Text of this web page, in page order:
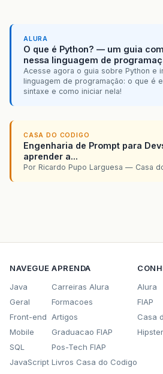
ALURA
O que é Python? — um guia
nessa linguagem de
Acesse agora o guia sobre Python e
linguagem de programação: o que é
sintaxe e como iniciar nela!
CASA DO CODIGO
Engenharia de Prompt para
aprender a...
Por Ricardo Pupo Larguesa — Casa
NAVEGUE
Java
Geral
Front-end
Mobile
SQL
JavaScript
APRENDA
Carreiras Alura
Formacoes
Artigos
Graduacao FIAP
Pos-Tech FIAP
Livros Casa do Codigo
Alura
FIAP
Casa